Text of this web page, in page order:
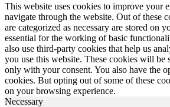
This website uses cookies to improve your
navigate through the website. Out of these
are categorized as necessary are stored on
essential for the working of basic
also use third-party cookies that help us
you use this website. These cookies will be
only with your consent. You also have the
cookies. But opting out of some of these
on your browsing experience.
Necessary